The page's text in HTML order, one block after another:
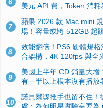
美元 API 費，Token 消
7
蘋果 2026 款 Mac mini
場！容量或將 512GB 起
8
效能翻倍！PS6 硬體規
合架構，4K 120fps 與全
9
美國上半年 CD 銷量大
有一半以上根本沒有播放
10
諾貝爾獎推手也留不住